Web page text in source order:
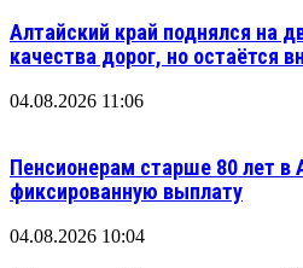
Алтайский край поднялся на
качества дорог, но остаётся
04.08.2026 11:06
Пенсионерам старше 80 лет в
фиксированную выплату
04.08.2026 10:04